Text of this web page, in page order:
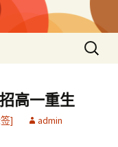
搜
尋
高一重生
] admin